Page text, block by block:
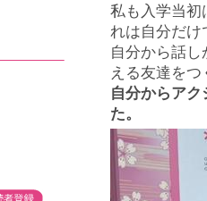
私も入学当初
れは自分だけ
自分から話
える友達を
自分からア
た。